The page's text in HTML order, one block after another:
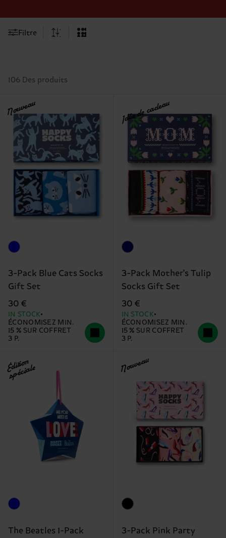
Filtre
106 Des produits
Nouveau
3-Pack Blue Cats Socks
Gift Set
30 €
IN STOCK
ÉCONOMISEZ MIN.
15 % SUR COFFRET
3 P.
Idée de cadeau
3-Pack Mother's Tulip
Socks Gift Set
30 €
IN STOCK
ÉCONOMISEZ MIN.
15 % SUR COFFRET
3 P.
Édition
spéciale
The Beatles 1-Pack
Nouveau
3-Pack Pink Party